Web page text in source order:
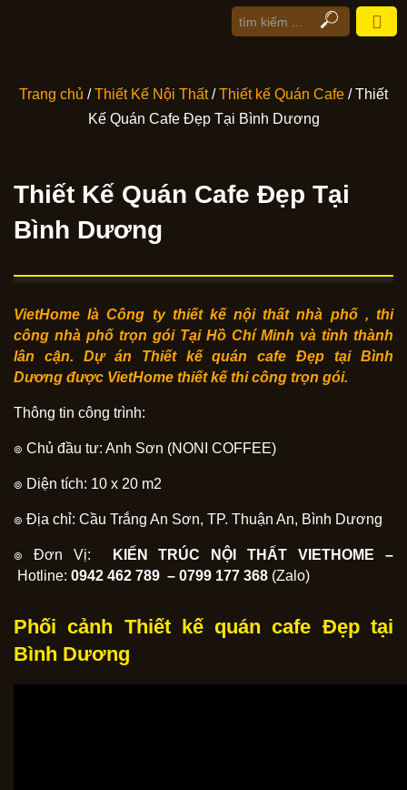
Trang chủ /Thiết Kế Nội Thất/Thiết kế Quán Cafe / Thiết
Kế Quán Cafe Đẹp Tại Bình Dương
Thiết Kế Quán Cafe Đẹp Tại
Bình Dương
VietHome là Công ty thiết kế nội thất nhà phố , thi
công nhà phố trọn gói Tại Hồ Chí Minh và tỉnh thành
lân cận. Dự án Thiết kế quán cafe Đẹp tại Bình
Dương được VietHome thiết kế thi công trọn gói.
Thông tin công trình:
๏ Chủ đầu tư: Anh Sơn (NONI COFFEE)
๏ Diện tích: 10 x 20 m2
๏ Địa chỉ: Cầu Trắng An Sơn, TP. Thuận An, Bình Dương
๏ Đơn Vị:
KIẾN TRÚC NỘI THẤT VIETHOME –
Hotline: 0942 462 789 – 0799 177 368 (Zalo)
Phối cảnh Thiết kế quán cafe Đẹp tại
Bình Dương